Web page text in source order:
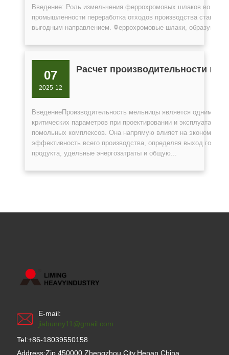
Введение: Роль измельчения феррохромовых шлаков во
промышленности переработка отходов производства
выгодным направлением. Феррохромовые шлаки,
07
2025-12
Расчет производительности
ВведениеПроизводительность мельницы является одним из
критических параметров при проектировании и эксплуатации
помольных комплексов. Она напрямую влияет на
эффективность всего производства, определяя выход
продукта, удельные энергозатраты и общую...
E-mail:
jiabunny11@gmail.com
Tel:+86-18039550158
Address:Zip 450000,Zhengzhou City,Henan,China